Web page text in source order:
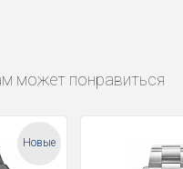
может понравиться
Новые